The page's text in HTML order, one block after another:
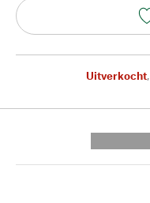
Uitverkocht,